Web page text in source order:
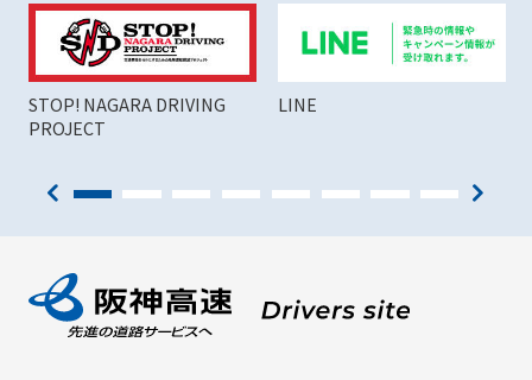
STOP! NAGARA DRIVING
PROJECT
LINE